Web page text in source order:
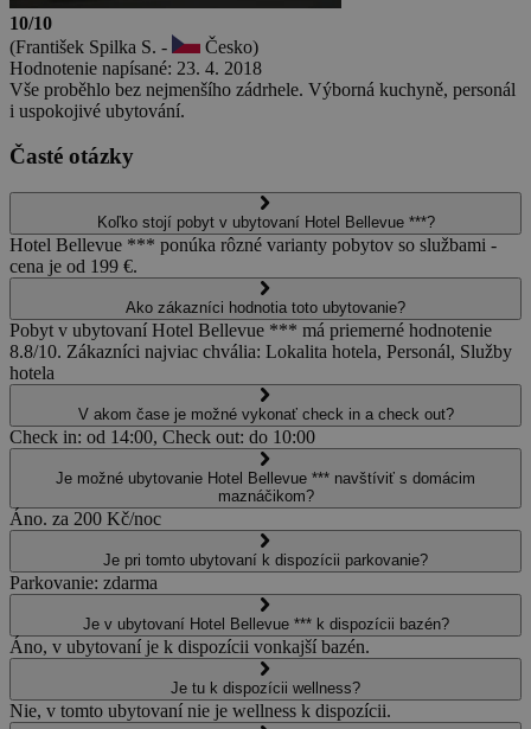
10/10
(František Spilka S. -
Česko)
Hodnotenie napísané: 23. 4. 2018
Vše proběhlo bez nejmenšího zádrhele. Výborná kuchyně, personál
i uspokojivé ubytování.
Časté otázky
Koľko stojí pobyt v ubytovaní Hotel Bellevue ***?
Hotel Bellevue *** ponúka rôzné varianty pobytov so službami -
cena je od 199 €.
Ako zákazníci hodnotia toto ubytovanie?
Pobyt v ubytovaní Hotel Bellevue *** má priemerné hodnotenie
8.8/10. Zákazníci najviac chvália: Lokalita hotela, Personál, Služby
hotela
V akom čase je možné vykonať check in a check out?
Check in: od 14:00, Check out: do 10:00
Je možné ubytovanie Hotel Bellevue *** navštíviť s domácim
maznáčikom?
Áno. za 200 Kč/noc
Je pri tomto ubytovaní k dispozícii parkovanie?
Parkovanie: zdarma
Je v ubytovaní Hotel Bellevue *** k dispozícii bazén?
Áno, v ubytovaní je k dispozícii vonkajší bazén.
Je tu k dispozícii wellness?
Nie, v tomto ubytovaní nie je wellness k dispozícii.